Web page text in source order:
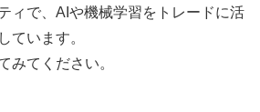
ィで、AIや機械学習をトレードに活
ています。
みてください。